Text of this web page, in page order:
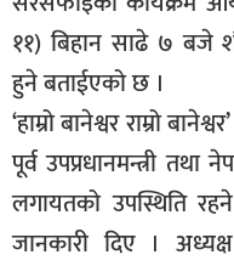
११) बिहान साढे ७ बजे
हुने बताईएको छ ।
‘हाम्रो बानेश्वर राम्रो
पूर्व उपप्रधानमन्त्री तथा
लगायतको उपस्थिति
जानकारी दिए ।